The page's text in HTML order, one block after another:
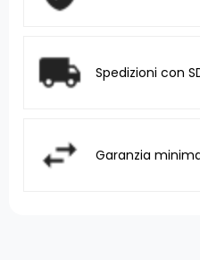
Spedizioni con
Garanzia